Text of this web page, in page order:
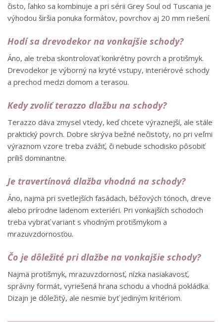
čisto, ľahko sa kombinuje a pri sérii Grey Soul od Tuscania je
výhodou širšia ponuka formátov, povrchov aj 20 mm riešení.
Hodí sa drevodekor na vonkajšie schody?
Áno, ale treba skontrolovať konkrétny povrch a protišmyk.
Drevodekor je výborný na kryté vstupy, interiérové schody
a prechod medzi domom a terasou.
Kedy zvoliť terazzo dlažbu na schody?
Terazzo dáva zmysel vtedy, keď chcete výraznejší, ale stále
praktický povrch. Dobre skrýva bežné nečistoty, no pri veľmi
výraznom vzore treba zvážiť, či nebude schodisko pôsobiť
príliš dominantne.
Je travertínová dlažba vhodná na schody?
Áno, najmä pri svetlejších fasádach, béžových tónoch, dreve
alebo prírodne ladenom exteriéri. Pri vonkajších schodoch
treba vybrať variant s vhodným protišmykom a
mrazuvzdornosťou.
Čo je dôležité pri dlažbe na vonkajšie schody?
Najmä protišmyk, mrazuvzdornosť, nízka nasiakavosť,
správny formát, vyriešená hrana schodu a vhodná pokládka.
Dizajn je dôležitý, ale nesmie byť jediným kritériom.